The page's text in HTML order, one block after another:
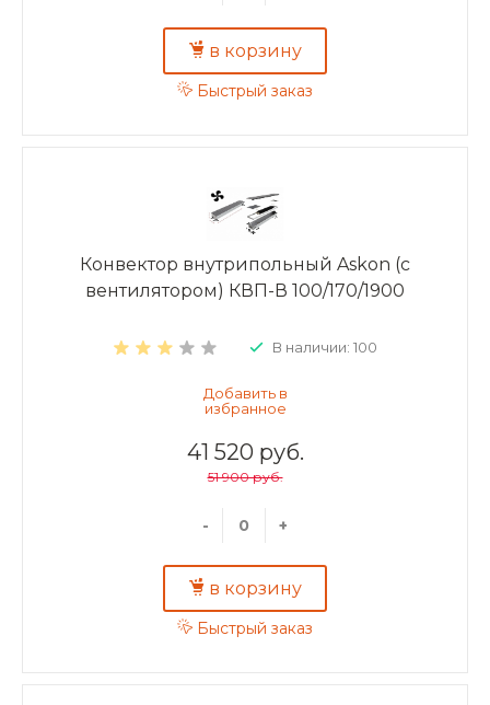
в корзину
Быстрый заказ
Конвектор внутрипольный Askon (с
вентилятором) КВП-В 100/170/1900
В наличии: 100
41 520 руб.
51 900 руб.
- +
в корзину
Быстрый заказ